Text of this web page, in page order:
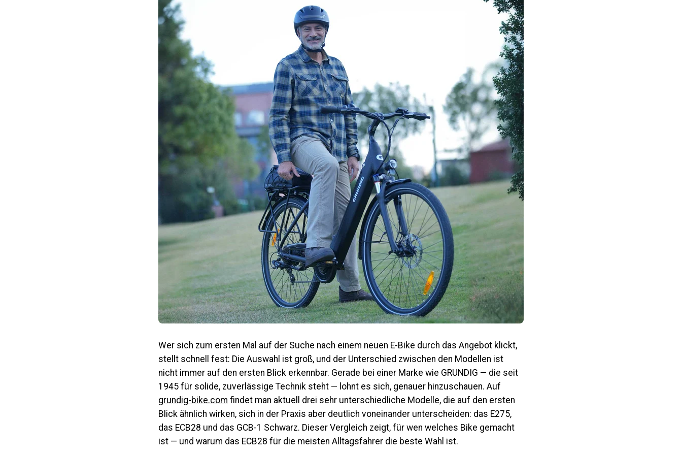
Wer sich zum ersten Mal auf der Suche nach einem neuen E-Bike durch das Angebot klickt,
stellt schnell fest: Die Auswahl ist groß, und der Unterschied zwischen den Modellen ist
nicht immer auf den ersten Blick erkennbar. Gerade bei einer Marke wie GRUNDIG — die seit
1945 für solide, zuverlässige Technik steht — lohnt es sich, genauer hinzuschauen. Auf
grundig-bike.com findet man aktuell drei sehr unterschiedliche Modelle, die auf den ersten
Blick ähnlich wirken, sich in der Praxis aber deutlich voneinander unterscheiden: das E275,
das ECB28 und das GCB-1 Schwarz. Dieser Vergleich zeigt, für wen welches Bike gemacht
ist — und warum das ECB28 für die meisten Alltagsfahrer die beste Wahl ist.